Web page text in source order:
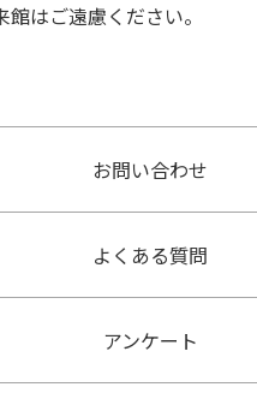
はご遠慮ください。
お問い合わせ
よくある質問
アンケート